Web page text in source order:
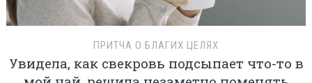
ПРИТЧА О БЛАГИХ ЦЕЛЯХ
Увидела, как свекровь подсыпает что-то в